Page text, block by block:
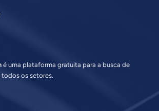
é uma plataforma gratuita para a busca de
os setores.